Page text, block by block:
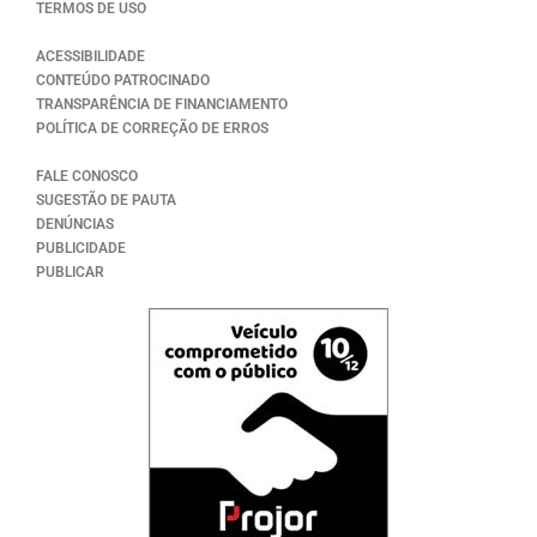
TERMOS DE USO
ACESSIBILIDADE
CONTEÚDO PATROCINADO
TRANSPARÊNCIA DE FINANCIAMENTO
POLÍTICA DE CORREÇÃO DE ERROS
FALE CONOSCO
SUGESTÃO DE PAUTA
DENÚNCIAS
PUBLICIDADE
PUBLICAR